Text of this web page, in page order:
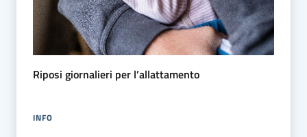
Riposi giornalieri per l’allattamento
INFO